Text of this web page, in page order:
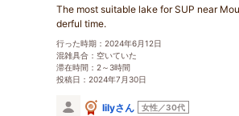
The most suitable lake for SUP near
derful time.
行った時期：2024年6月12日
混雑具合：空いていた
滞在時間：2～3時間
投稿日：2024年7月30日
lilyさん 女性／30代